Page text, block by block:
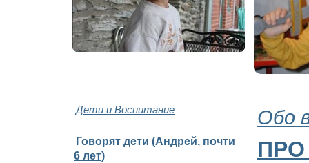
Дети и Воспитание Обо
Говорят дети (Андрей, почти
6 лет)